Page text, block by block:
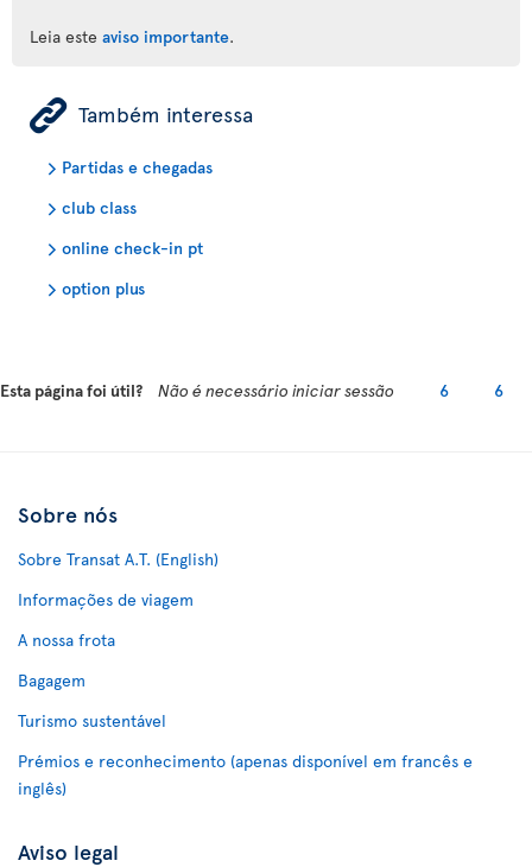
Leia este aviso importante.
ÿ Também interessa
Partidas e chegadas
club class
online check-in pt
option plus
Esta página foi útil? Não é necessário iniciar sessão 6 6
Sobre nós
Sobre Transat A.T. (English)
Informações de viagem
A nossa frota
Bagagem
Turismo sustentável
Prémios e reconhecimento (apenas disponível em francês e
inglês)
Aviso legal